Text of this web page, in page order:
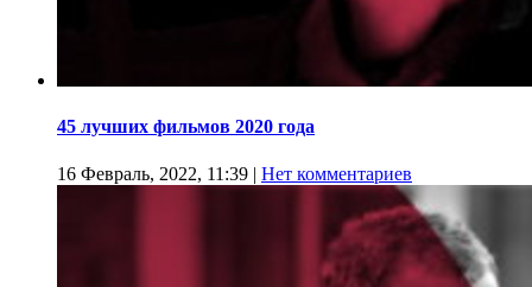
45 лучших фильмов 2020 года
16 Февраль, 2022, 11:39 | Нет комментариев